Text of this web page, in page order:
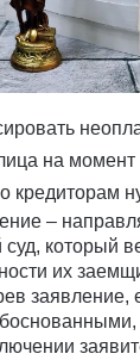
на момент
кредиторам
–
который
их
заявление,